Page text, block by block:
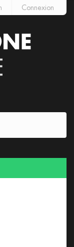
Connexion